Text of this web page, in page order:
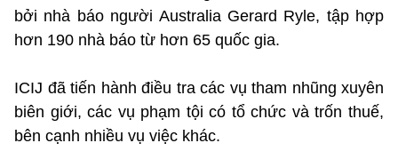
bởi nhà báo người Australia Gerard Ryle, tập hợp
hơn 190 nhà báo từ hơn 65 quốc gia.
ICIJ đã tiến hành điều tra các vụ tham nhũng xuyên
biên giới, các vụ phạm tội có tổ chức và trốn thuế,
bên cạnh nhiều vụ việc khác.